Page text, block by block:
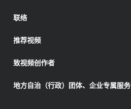
联络
推荐视频
致视频创作者
地方自治（行政）团体、企业专属服务